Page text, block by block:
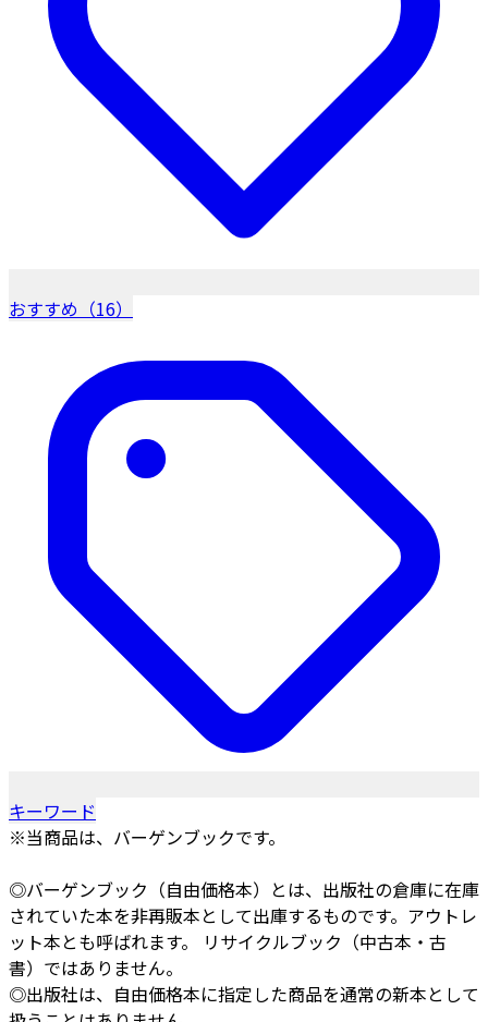
おすすめ（16）
キーワード
※当商品は、バーゲンブックです。
◎バーゲンブック（自由価格本）とは、出版社の倉庫に在庫
されていた本を非再販本として出庫するものです。アウトレ
ット本とも呼ばれます。 リサイクルブック（中古本・古
書）ではありません。
◎出版社は、自由価格本に指定した商品を通常の新本として